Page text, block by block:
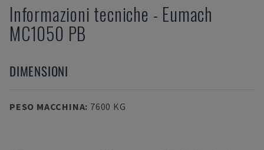
Informazioni tecniche - Eumach
MC1050 PB
DIMENSIONI
PESO MACCHINA: 7600 KG